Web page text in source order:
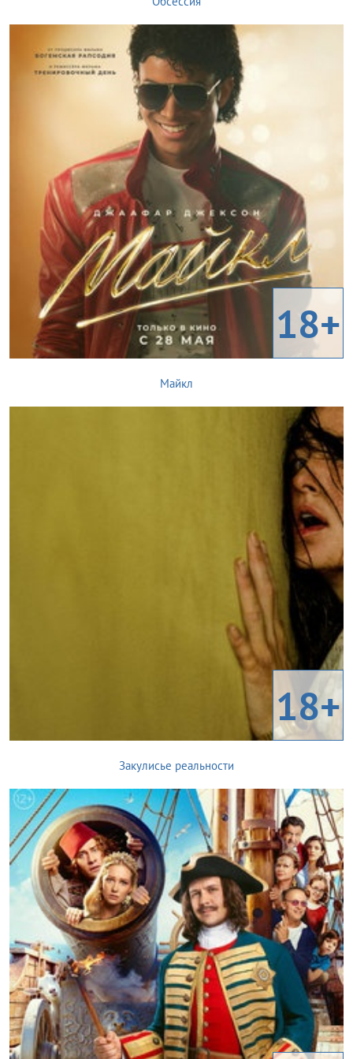
18+
Майкл
18+
Закулисье реальности